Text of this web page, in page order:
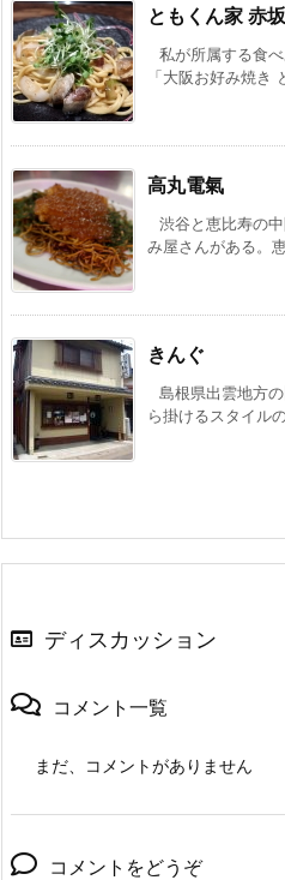
ともくん家 赤
私が所属する食
「大阪お好み焼き
高丸電氣
渋谷と恵比寿の
み屋さんがある。
きんぐ
島根県出雲地方
ら掛けるスタイル
ディスカッション
コメント一覧
まだ、コメントがありません
コメントをどうぞ